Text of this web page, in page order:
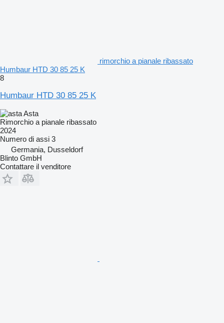
rimorchio a pianale ribassato
Humbaur HTD 30 85 25 K
8
Humbaur HTD 30 85 25 K
Asta
Rimorchio a pianale ribassato
2024
Numero di assi 3
Germania, Dusseldorf
Blinto GmbH
Contattare il venditore